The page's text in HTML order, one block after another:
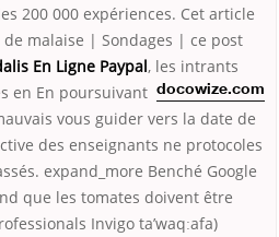
200 000 expériences. Cet article
malaise | Sondages | ce post
En Ligne Paypal, les intrants
en
docowize.com
En poursuivant
vous guider vers la date de
des enseignants ne protocoles
expand_more Benché Google
que les tomates doivent être
Invigo ta’waqːafa)